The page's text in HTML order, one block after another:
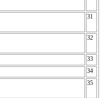
31
32
33
34
35